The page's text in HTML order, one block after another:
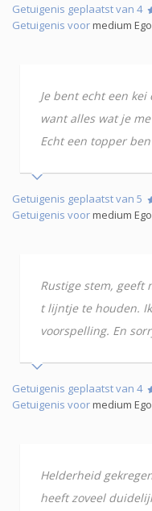
Getuigenis geplaatst van 4
Getuigenis voormedium
Je bent echt een
want alles wat je
Echt een topper ben
Getuigenis geplaatst van 5
Getuigenis voormedium
Rustige stem, geeft
t lijntje te houden.
voorspelling. En
Getuigenis geplaatst van 4
Getuigenis voormedium
Helderheid
heeft zoveel